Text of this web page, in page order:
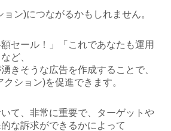
ン)につながるかもしれません。
セール！」「これであなたも運用
ど、
きそうな広告を作成することで、
ション)を促進できます。
いて、非常に重要で、ターゲットや
な訴求ができるかによって